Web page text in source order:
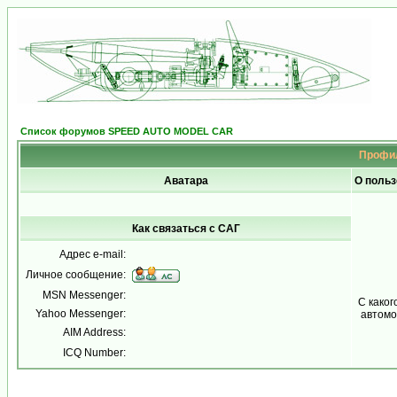
Список форумов SPEED AUTO MODEL CAR
Аватара О
С
Как связаться с САГ
Адрес e-mail:
Личное сообщение:
MSN Messenger:
Yahoo Messenger:
AIM Address:
ICQ Number: